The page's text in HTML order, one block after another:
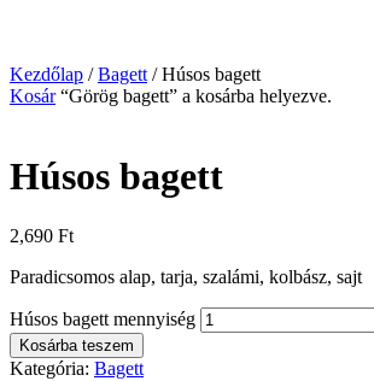
Kezdőlap /Bagett / Húsos bagett
Kosár“Görög bagett” a kosárba helyezve.
Húsos bagett
2,690 Ft
Paradicsomos alap, tarja, szalámi, kolbász, sajt
Húsos bagett mennyiség
Kosárba teszem
Kategória: Bagett